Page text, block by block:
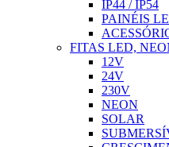
IP44 / IP54
PAINÉIS
FITAS LED,
12V
24V
230V
NEON
SOLAR